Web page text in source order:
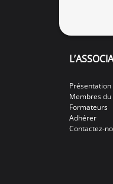
Présentation
Membres du
Formateurs
Adhérer
Contactez-